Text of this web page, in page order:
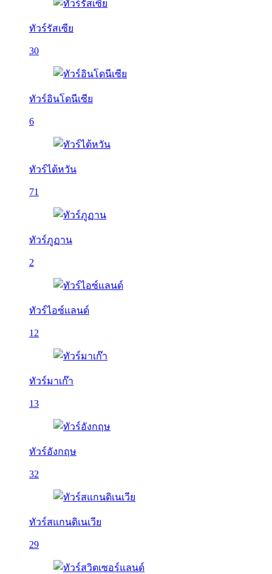
ทัวร์รัสเซีย
30
ทัวร์อินโดนีเซีย
6
ทัวร์ไต้หวัน
71
ทัวร์ภูฏาน
2
ทัวร์ไอซ์แลนด์
12
ทัวร์มาเก๊า
13
ทัวร์อังกฤษ
32
ทัวร์สแกนดิเนเวีย
29